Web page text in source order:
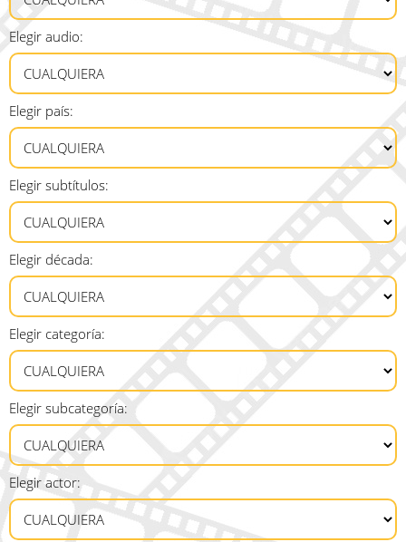
Elegir audio:
Elegir país:
Elegir subtítulos:
Elegir década:
Elegir categoría:
Elegir subcategoría:
Elegir actor: